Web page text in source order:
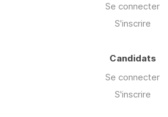
Se connecter
S'inscrire
Candidats
Se connecter
S'inscrire